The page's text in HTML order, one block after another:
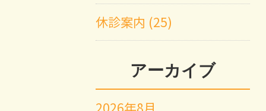
休診案内 (25)
アーカイブ